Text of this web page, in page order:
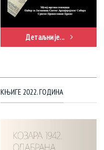
Детаљније...
КЊИГЕ 2022. ГОДИНА